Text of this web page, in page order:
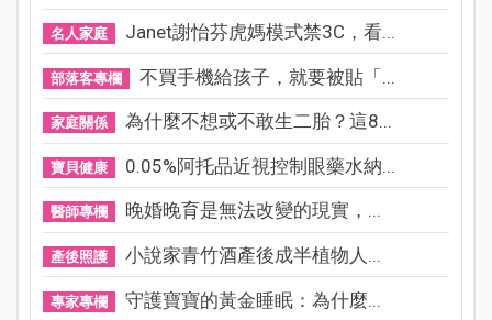
名人家庭 Janet謝怡芬虎媽模式禁3C，看...
部落客專欄 不買手機給孩子，就要被貼「...
家庭關係 為什麼不想或不敢生二胎？這8...
寶貝健康 0.05%阿托品近視控制眼藥水納...
醫師專欄 晚婚晚育是無法改變的現實，...
產後照護 小說家青竹酒產後成半植物人...
專家專欄 守護寶寶的黃金睡眠：為什麼...